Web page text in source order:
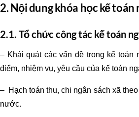
2. Nội dung khóa học kế toán
2.1. Tổ chức công tác kế toán
– Khái quát các vấn đề trong kế toán
điểm, nhiệm vụ, yêu cầu của kế toán
– Hạch toán thu, chi ngân sách xã
nước.